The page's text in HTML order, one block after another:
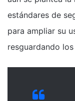
estándares de
para ampliar su
resguardando